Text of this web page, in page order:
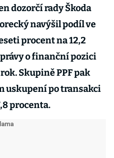
dozorčí rady Škoda
navýšil podíl ve
procent na 12,2
o finanční pozici
Skupině PPF pak
uskupení po transakci
procenta.